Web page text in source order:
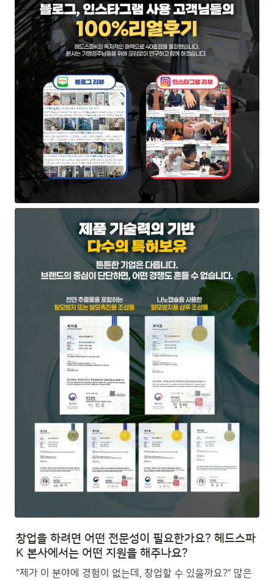
창업을 하려면 어떤 전문성이 필요한가요? 헤드스파
K 본사에서는 어떤 지원을 해주나요?
"제가 이 분야에 경험이 없는데, 창업할 수 있을까요?" 많은